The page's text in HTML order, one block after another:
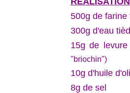
500g de farine
300g d'eau
15g de
"briochin")
10g d'huile
8g de sel